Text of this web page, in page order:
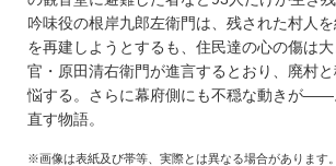
吟味役の根岸九郎左衛門は、残された村人
を再建しようとするも、住民達の心の傷は
官・原田清右衛門が進言するとおり、廃村
悩する。さらに幕府側にも不穏な動きが
直す物語。
※画像は表紙及び帯等、実際とは異なる場合があります。